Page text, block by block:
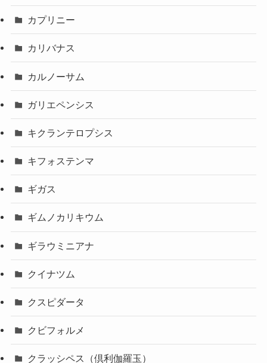
カプリニー
カリバナス
カルノーサム
ガリエペンシス
キクランテロプシス
キフォステンマ
ギガス
ギムノカリキウム
ギラウミニアナ
クイナツム
クスピダータ
クビフォルメ
クラッシペス（倶利伽羅玉）